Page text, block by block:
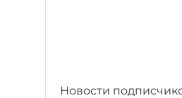
Новости